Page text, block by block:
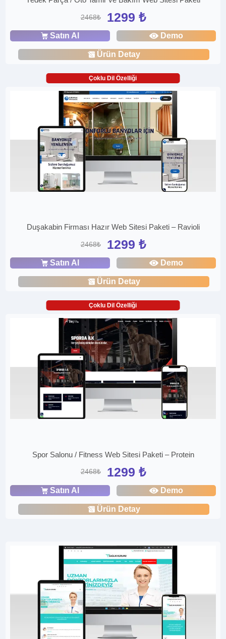
2468₺ 1299 ₺
Satın Al Demo
Ürün Detay
Çoklu Dil Özelliği
Duşakabin Firması Hazır Web Sitesi Paketi – Ravioli
2468₺ 1299 ₺
Satın Al Demo
Ürün Detay
Çoklu Dil Özelliği
Spor Salonu / Fitness Web Sitesi Paketi – Protein
2468₺ 1299 ₺
Satın Al Demo
Ürün Detay